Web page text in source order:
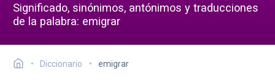
Significado, sinónimos, antónimos y traducciones
de la palabra: emigrar
Diccionario emigrar